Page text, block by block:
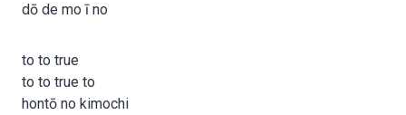
dō de mo ī no
to to true
to to true to
hontō no kimochi